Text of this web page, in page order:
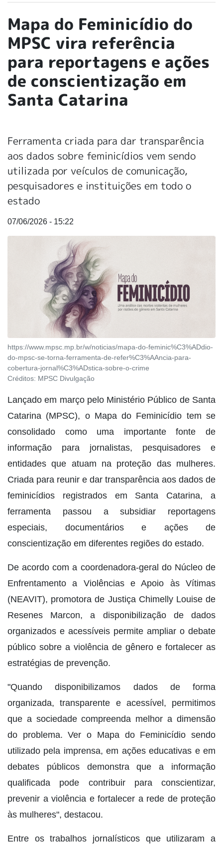
Mapa do Feminicídio do
MPSC vira referência
para reportagens e ações
de conscientização em
Santa Catarina
Ferramenta criada para dar transparência
aos dados sobre feminicídios vem sendo
utilizada por veículos de comunicação,
pesquisadores e instituições em todo o
estado
07/06/2026 - 15:22
https://www.mpsc.mp.br/w/noticias/mapa-do-feminic%C3%ADdio-
do-mpsc-se-torna-ferramenta-de-refer%C3%AAncia-para-
cobertura-jornal%C3%ADstica-sobre-o-crime
Créditos: MPSC Divulgação
Lançado em março pelo Ministério Público de Santa
Catarina (MPSC), o Mapa do Feminicídio tem se
consolidado como uma importante fonte de
informação para jornalistas, pesquisadores e
entidades que atuam na proteção das mulheres.
Criada para reunir e dar transparência aos dados de
feminicídios registrados em Santa Catarina, a
ferramenta passou a subsidiar reportagens
especiais, documentários e ações de
conscientização em diferentes regiões do estado.
De acordo com a coordenadora-geral do Núcleo de
Enfrentamento a Violências e Apoio às Vítimas
(NEAVIT), promotora de Justiça Chimelly Louise de
Resenes Marcon, a disponibilização de dados
organizados e acessíveis permite ampliar o debate
público sobre a violência de gênero e fortalecer as
estratégias de prevenção.
"Quando disponibilizamos dados de forma
organizada, transparente e acessível, permitimos
que a sociedade compreenda melhor a dimensão
do problema. Ver o Mapa do Feminicídio sendo
utilizado pela imprensa, em ações educativas e em
debates públicos demonstra que a informação
qualificada pode contribuir para conscientizar,
prevenir a violência e fortalecer a rede de proteção
às mulheres", destacou.
Entre os trabalhos jornalísticos que utilizaram a